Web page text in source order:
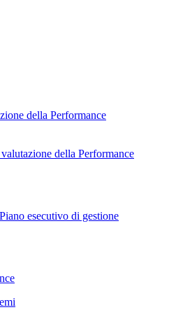
della Performance
della Performance
esecutivo di gestione